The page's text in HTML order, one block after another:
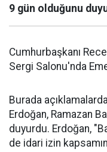
9 gün olduğunu
Cumhurbaşkanı
Sergi Salonu'nda
Burada
Erdoğan, Ramazan
duyurdu. Erdoğan,
de idari izin